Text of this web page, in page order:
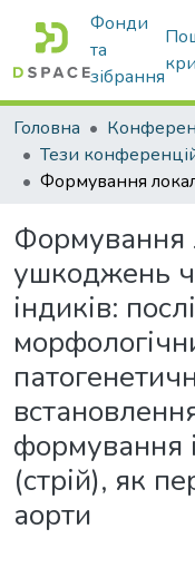
Фонди
та
зібрання
Головна
Тези
Формування
ушкоджень
індиків:
формування
(стрій), як
аорти